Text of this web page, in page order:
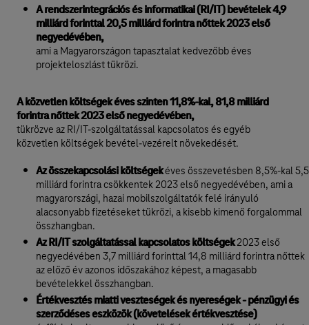
A rendszerintegrációs és informatikai (RI/IT) bevételek 4,9
milliárd forinttal 20,5 milliárd forintra nőttek 2023 első
negyedévében,
ami a Magyarországon tapasztalat kedvezőbb éves
projekteloszlást tükrözi.
A közvetlen költségek éves szinten 11,8%-kal, 81,8 milliárd
forintra nőttek 2023 első negyedévében,
tükrözve az RI/IT-szolgáltatással kapcsolatos és egyéb
közvetlen költségek bevétel-vezérelt növekedését.
Az összekapcsolási költségekéves összevetésben 8,5%-kal 5,5
milliárd forintra csökkentek 2023 első negyedévében, ami a
magyarországi, hazai mobilszolgáltatók felé irányuló
alacsonyabb fizetéseket tükrözi, a kisebb kimenő forgalommal
összhangban.
Az RI/IT szolgáltatással kapcsolatos költségek2023 első
negyedévében 3,7 milliárd forinttal 14,8 milliárd forintra nőttek
az előző év azonos időszakához képest, a magasabb
bevételekkel összhangban.
Értékvesztés miatti veszteségek és nyereségek - pénzügyi és
szerződéses eszközök (követelések értékvesztése)